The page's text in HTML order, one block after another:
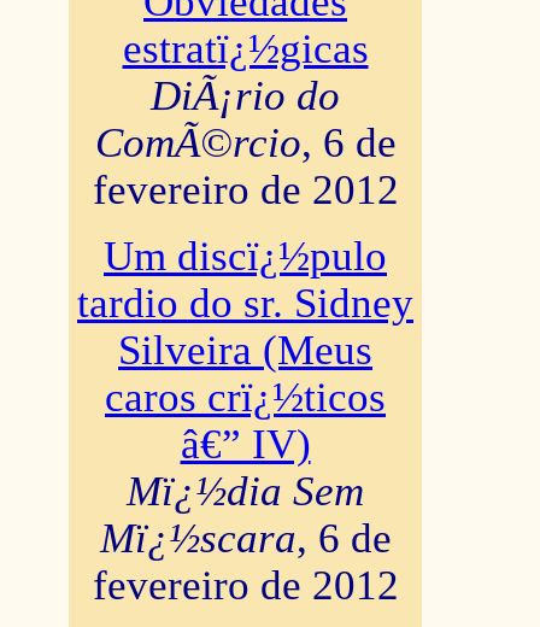
estratï¿½gicas
DiÃ¡rio do
ComÃ©rcio, 6 de
fevereiro de 2012
Um discï¿½pulo
tardio do sr. Sidney
Silveira (Meus
caros crï¿½ticos
â€” IV)
Mï¿½dia Sem
Mï¿½scara, 6 de
fevereiro de 2012